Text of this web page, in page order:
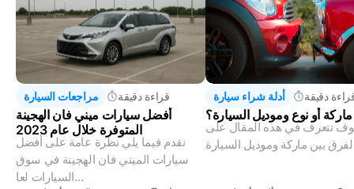
مراجعات السيارة قراءة دقيقة
أفضل سيارات ميني فان الهجينة
المتوفرة خلال عام 2023
نقدم فيما يلي نظرة عامة على أفضل
سيارات الميني فان الهجينة في سوق
السيارات لعا...
أدلة شراء سيارة دقيقة
أو نوع وموديل السيارة؟
تتعرف في هذه المقال على